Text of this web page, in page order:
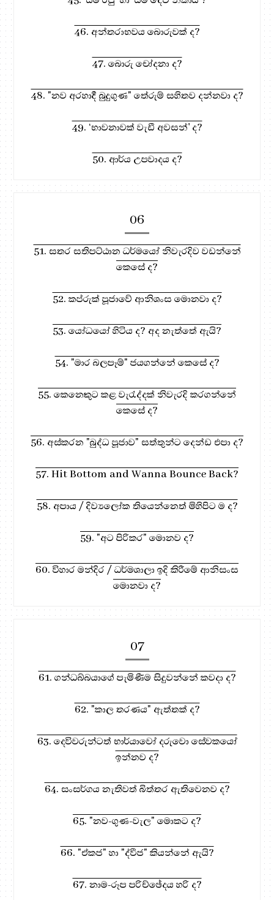
46. අන්තරාභවය බොරුවක් ද?
47. බොරු චෝදනා ද?
48. "නව අරහාදී බුදුගුණ" තේරුම් සහිතව දන්නවා ද?
49. ‘භාවනාවක් වැඩී අවසන්' ද?
50. ආර්ය උපවාදය ද?
06
51. සතර සතිපට්ඨාන ධර්මයෝ නිවැරදිව වඩන්නේ
කෙසේ ද?
52. කප්රුක් පූජාවේ ආනිශංස මොනවා ද?
53. යෝධයෝ හිටිය ද? අද නැත්තේ ඇයි?
54. "මාර බලපෑම්" ජයගන්නේ කෙසේ ද?
55. කෙනෙකුට කළ වැරැද්දක් නිවැරදි කරගන්නේ
කෙසේ ද?
56. අස්කරන "බුද්ධ පූජාව" සත්තුන්ට දෙන්ඩ එපා ද?
57. Hit Bottom and Wanna Bounce Back?
58. අපාය / දිව්‍යලෝක තියෙන්නෙත් මිහිපිට ම ද?
59. "අට පිරිකර" මොනව ද?
60. විහාර මන්දිර / ධර්මශාලා ඉදි කිරීමේ ආනිසංස
මොනවා ද?
07
61. ගන්ධබ්බයාගේ පැමිණීම සිදුවන්නේ කවදා ද?
62. "කාල තරණය" ඇත්තක් ද?
63. දෙවිවරුන්ටත් භාර්යාවෝ දරුවො සේවකයෝ
ඉන්නව ද?
64. සංසර්ගය නැතිවත් බිත්තර ඇතිවෙනව ද?
65. "නව-ගුණ-වැල" මොකට ද?
66. "ඒකජ" හා "ද්වීජ" කියන්නේ ඇයි?
67. නාම-රූප පරිච්ඡේදය හරි ද?